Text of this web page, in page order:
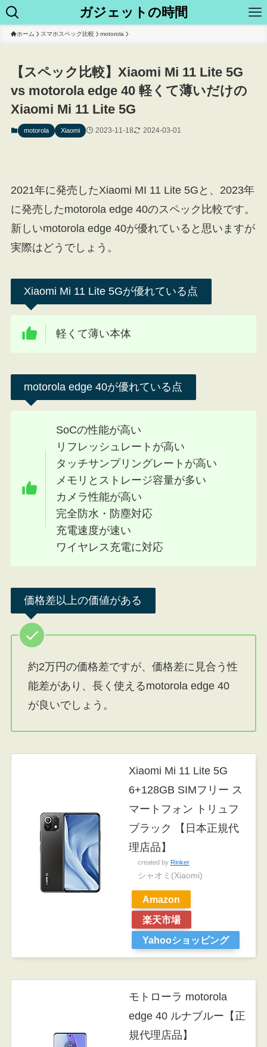
ガジェットの時間
ホーム スマホスペック比較 motorola
【スペック比較】Xiaomi Mi 11 Lite 5G
vs motorola edge 40 軽くて薄いだけの
Xiaomi Mi 11 Lite 5G
motorola Xiaomi 2023-11-18 2024-03-01
2021年に発売したXiaomi MI 11 Lite 5Gと、2023年
に発売したmotorola edge 40のスペック比較です。
新しいmotorola edge 40が優れていると思いますが
実際はどうでしょう。
Xiaomi Mi 11 Lite 5Gが優れている点
軽くて薄い本体
motorola edge 40が優れている点
SoCの性能が高い
リフレッシュレートが高い
タッチサンプリングレートが高い
メモリとストレージ容量が多い
カメラ性能が高い
完全防水・防塵対応
充電速度が速い
ワイヤレス充電に対応
価格差以上の価値がある
約2万円の価格差ですが、価格差に見合う性
能差があり、長く使えるmotorola edge 40
が良いでしょう。
Xiaomi Mi 11 Lite 5G
6+128GB SIMフリー ス
マートフォン トリュフ
ブラック 【日本正規代
理店品】
created by Rinker
シャオミ(Xiaomi)
Amazon
楽天市場
Yahooショッピング
モトローラ motorola
edge 40 ルナブルー【正
規代理店品】